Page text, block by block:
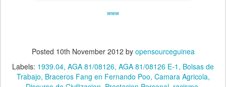
www
Posted 10th November 2012 by opensourceguinea
Labels: 1939.04 AGA 81/08126 AGA 81/08126 E-1 Bolsas de
Trabajo Braceros Fang en Fernando Poo Camara Agricola